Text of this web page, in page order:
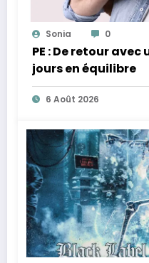
Sonia 0
PE : De retour avec
jours en équilibre
6 Août 2026